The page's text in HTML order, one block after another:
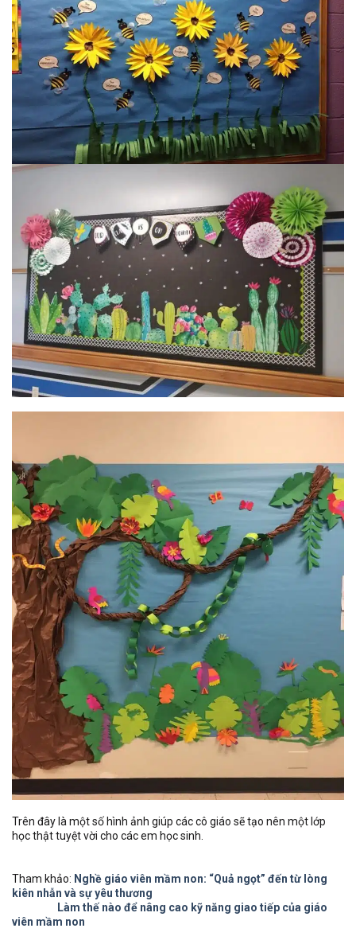
Trên đây là một số hình ảnh giúp các cô giáo sẽ tạo nên một lớp
học thật tuyệt vời cho các em học sinh.
Tham khảo: Nghề giáo viên mầm non: “Quả ngọt” đến từ lòng
kiên nhẫn và sự yêu thương
Làm thế nào để nâng cao kỹ năng giao tiếp của giáo
viên mầm non